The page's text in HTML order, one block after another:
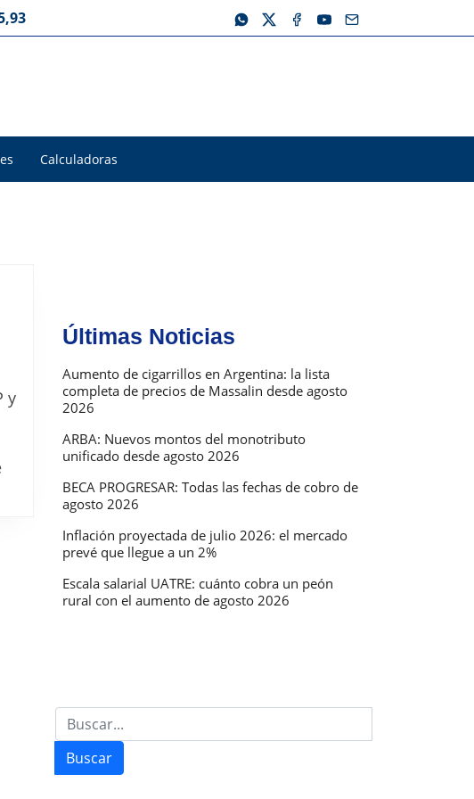
Calculadoras
y
Últimas Noticias
Aumento de cigarrillos en Argentina: la lista
completa de precios de Massalin desde agosto
2026
ARBA: Nuevos montos del monotributo
unificado desde agosto 2026
BECA PROGRESAR: Todas las fechas de cobro de
agosto 2026
Inflación proyectada de julio 2026: el mercado
prevé que llegue a un 2%
Escala salarial UATRE: cuánto cobra un peón
rural con el aumento de agosto 2026
Buscar